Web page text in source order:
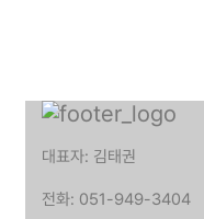
대표자: 김태권
전화: 051-949-3404